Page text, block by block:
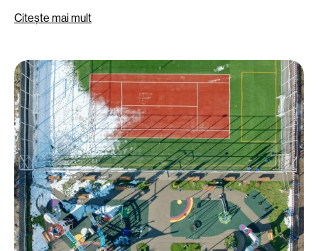
Citește mai mult